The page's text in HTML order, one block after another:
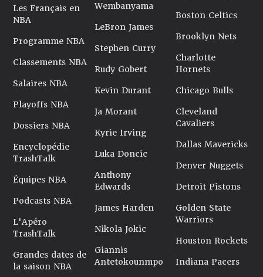
Les Français en
NBA
Programme NBA
Classements NBA
Salaires NBA
Playoffs NBA
Dossiers NBA
Encyclopédie
TrashTalk
Équipes NBA
Podcasts NBA
L'Apéro
TrashTalk
Grandes dates de
la saison NBA
Wembanyama
LeBron James
Stephen Curry
Rudy Gobert
Kevin Durant
Ja Morant
Kyrie Irving
Luka Doncic
Anthony
Edwards
James Harden
Nikola Jokic
Giannis
Antetokounmpo
Boston Celtics
Brooklyn Nets
Charlotte
Hornets
Chicago Bulls
Cleveland
Cavaliers
Dallas Mavericks
Denver Nuggets
Detroit Pistons
Golden State
Warriors
Houston Rockets
Indiana Pacers